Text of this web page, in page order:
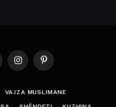
InstagramPinterest
VAJZA MUSLIMANE